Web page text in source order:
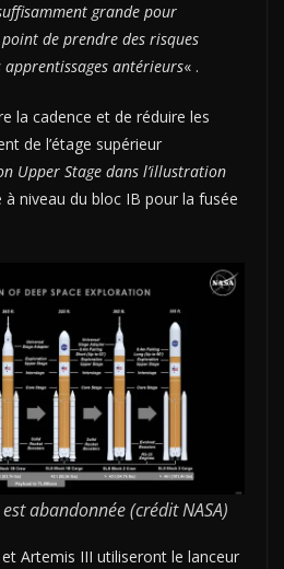
grande pour
de prendre des risques
antérieurs« .
la cadence et de réduire les
de l’étage supérieur
Upper Stage dans l’illustration
à niveau du bloc IB pour la fusée
abandonnée (crédit NASA)
Artemis III utiliseront le lanceur